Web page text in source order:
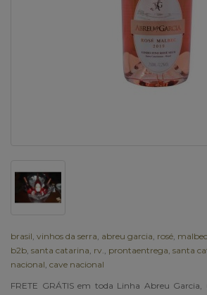
brasil vinhos da serra abreu garcia rosé malbec
b2b santa catarina rv. prontaentrega santa
nacional cave nacional
FRETE GRÁTIS em toda Linha Abreu Garcia,